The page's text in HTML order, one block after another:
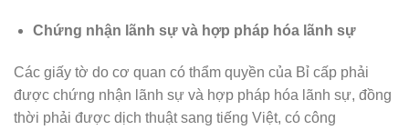
Chứng nhận lãnh sự và hợp pháp hóa lãnh sự
Các giấy tờ do cơ quan có thẩm quyền của Bỉ cấp phải
được chứng nhận lãnh sự và hợp pháp hóa lãnh sự, đồng
thời phải được dịch thuật sang tiếng Việt, có công